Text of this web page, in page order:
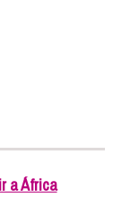
a África